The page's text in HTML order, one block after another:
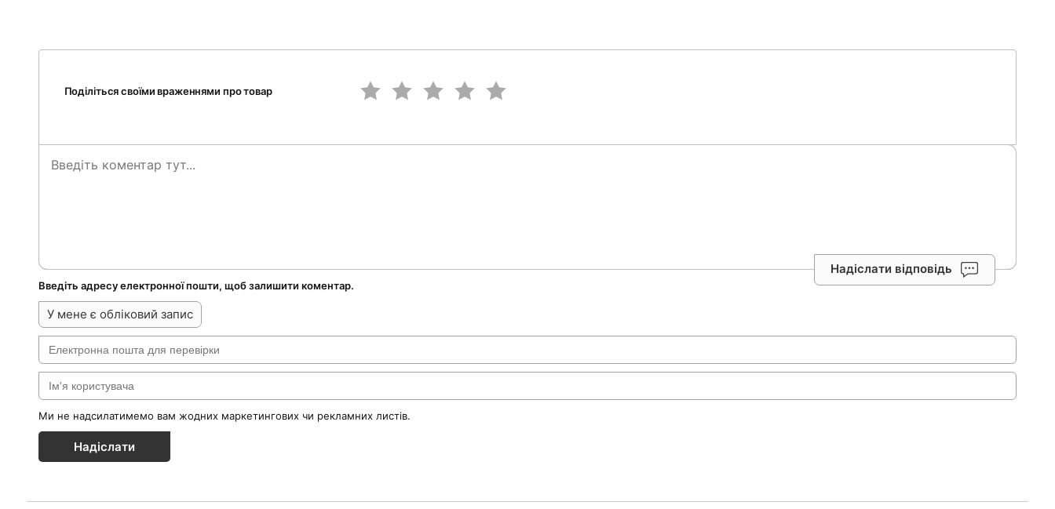
Поділіться своїми враженнями про товар
Надіслати відповідь
Введіть адресу електронної пошти, щоб залишити коментар.
У мене є обліковий запис
Ми не надсилатимемо вам жодних маркетингових чи рекламних листів.
Надіслати